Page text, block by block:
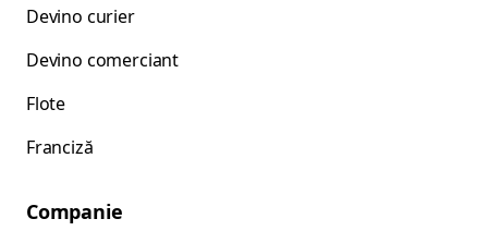
Devino curier
Devino comerciant
Flote
Franciză
Companie